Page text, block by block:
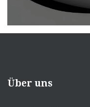
Über uns